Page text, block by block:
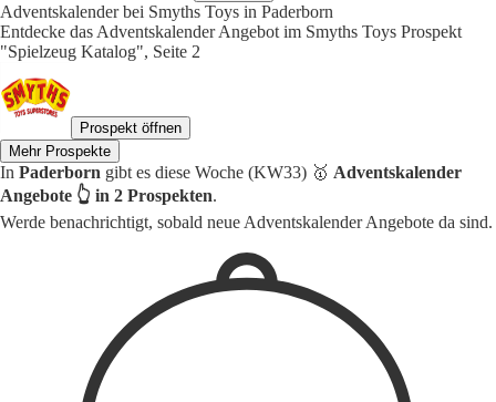
Adventskalender bei Smyths Toys in Paderborn
Entdecke das Adventskalender Angebot im Smyths Toys Prospekt
"Spielzeug Katalog", Seite 2
Prospekt öffnen
Mehr Prospekte
In Paderborn gibt es diese Woche (KW33) 🥇 Adventskalender
Angebote 👆 in 2 Prospekten.
Werde benachrichtigt, sobald neue Adventskalender Angebote da sind.